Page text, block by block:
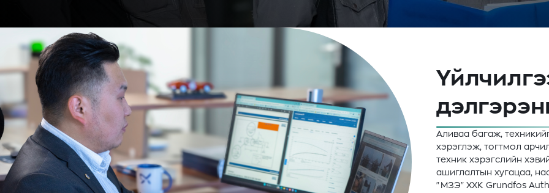
Аливаа багаж,
хэрэглэж, тогтмол
техник хэрэгслийн
ашиглалтын хугацаа,
"МЗЭ" ХХК Grundfos